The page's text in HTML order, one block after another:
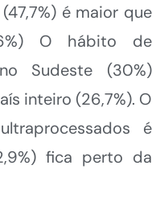
é maior que
O hábito de
Sudeste (30%)
inteiro (26,7%). O
é
fica perto da